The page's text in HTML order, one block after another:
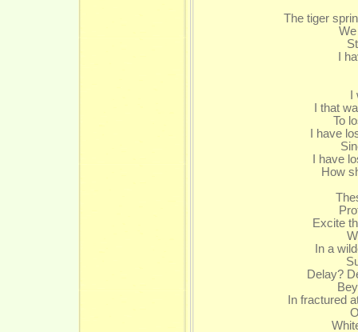
The tiger
We
I
I
I that
To
I have
I have
How
Excite
In a
Delay?
In fractured